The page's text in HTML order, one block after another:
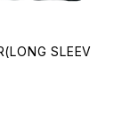
SLEEV